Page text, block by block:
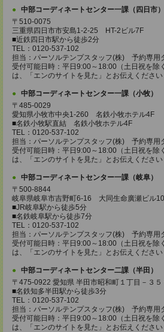
中部コーディネートセンター一課（四日市）
〒510-0075
三重県四日市市安島1-2-25 HT-2ビル7F
■近鉄四日市駅から徒歩2分
TEL：0120-537-102
担当：パーソルテンプスタッフ(株) 予約専用
受付可能日時：平日9:00～18:00（土日祝を
は、「エンのサイトを見た」とお伝えください
中部コーディネートセンター一課（小牧）
〒485-0029
愛知県小牧市中央1-260 名鉄小牧ホテル4F
■名鉄小牧駅直結 名鉄小牧ホテル4F
TEL：0120-537-102
担当：パーソルテンプスタッフ(株) 予約専用
受付可能日時：平日9:00～18:00（土日祝を
は、「エンのサイトを見た」とお伝えください
中部コーディネートセンター一課（岐阜）
〒500-8844
岐阜県岐阜市吉野町6-16 大同生命廣瀬ビル
■JR岐阜駅から徒歩5分
■名鉄岐阜駅から徒歩7分
TEL：0120-537-102
担当：パーソルテンプスタッフ(株) 予約専用
受付可能日時：平日9:00～18:00（土日祝を
は、「エンのサイトを見た」とお伝えください
中部コーディネートセンター二課（半田）
〒475-0922 愛知県 半田市昭和町１丁目－３
■名鉄知多半田駅から徒歩3分
TEL：0120-537-102
担当：パーソルテンプスタッフ(株) 予約専用
受付可能日時：平日9:00～18:00（土日祝を
は、「エンのサイトを見た」とお伝えください